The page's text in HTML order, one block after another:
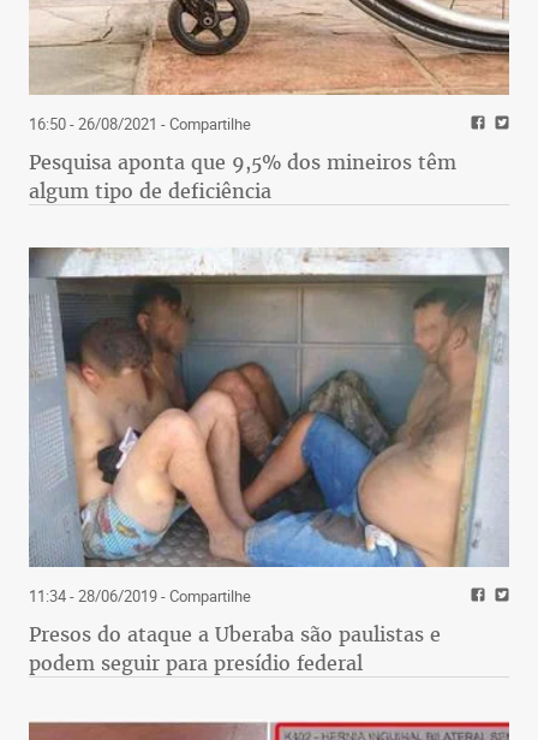
16:50 - 26/08/2021 - Compartilhe
Pesquisa aponta que 9,5% dos mineiros têm
algum tipo de deficiência
11:34 - 28/06/2019- Compartilhe
Presos do ataque a Uberaba são paulistas e
podem seguir para presídio federal